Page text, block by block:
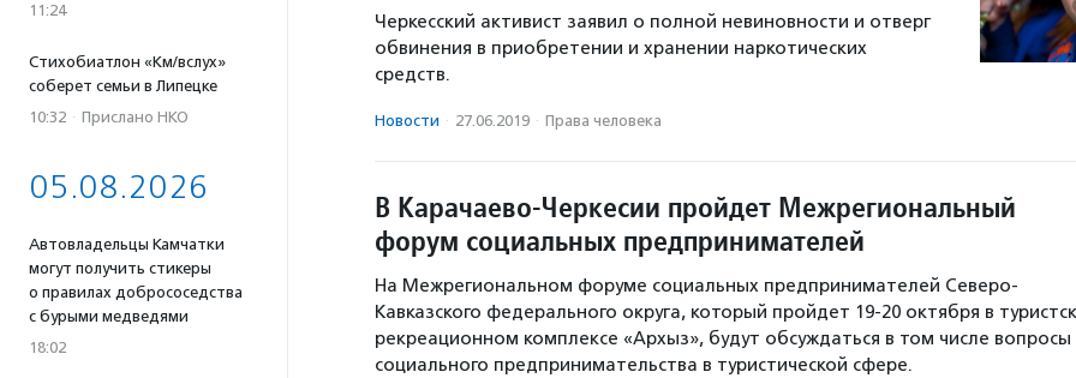
11:24
Стихобиатлон «Км/вслух»
соберет семьи в Липецке
10:32 · Прислано НКО
05.08.2026
Автовладельцы Камчатки
могут получить стикеры
о правилах добрососедства
с бурыми медведями
18:02
Черкесский активист заявил о полной невиновности и отверг
обвинения в приобретении и хранении наркотических
средств.
Новости · 27.06.2019 · Права человека
В Карачаево-Черкесии пройдет Межрегиональный
форум социальных предпринимателей
На Межрегиональном форуме социальных предпринимателей Северо-
Кавказского федерального округа, который пройдет 19-20 октября в
рекреационном комплексе «Архыз», будут обсуждаться в том числе вопросы
социального предпринимательства в туристической сфере.